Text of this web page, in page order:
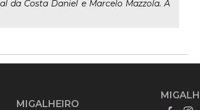
da Costa Daniel e Marcelo Mazzola. A
MIGALHEIRO